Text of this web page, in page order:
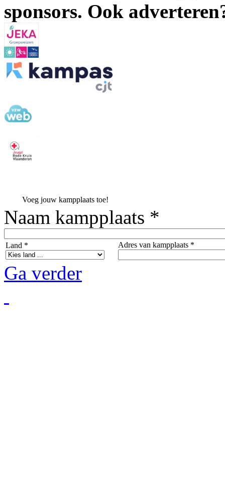
sponsors. Ook
Voeg jouw kampplaats toe!
Naam kampplaats *
Land * Adres van kampplaats *
Ga verder